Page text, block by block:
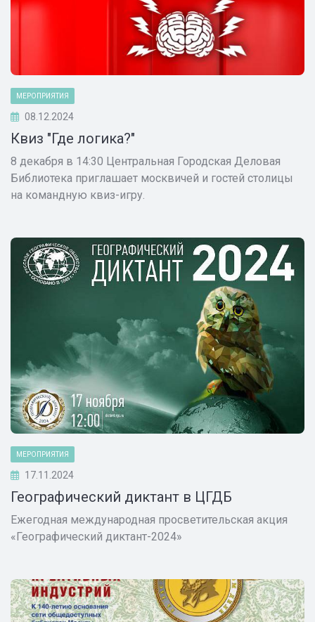
МЕРОПРИЯТИЯ
08.12.2024
Квиз "Где логика?"
8 декабря в 14:30 Центральная Городская Деловая
Библиотека приглашает москвичей и гостей столицы
на командную квиз-игру.
МЕРОПРИЯТИЯ
17.11.2024
Географический диктант в ЦГДБ
Ежегодная международная просветительская акция
«Географический диктант-2024»